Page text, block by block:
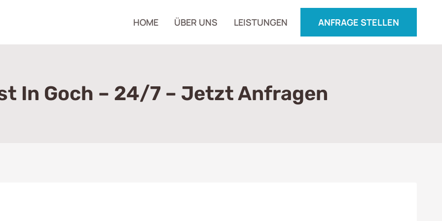
HOME ÜBER UNS LEISTUNGEN ANFRAGE STELLEN
In Goch – 24/7 – Jetzt Anfragen